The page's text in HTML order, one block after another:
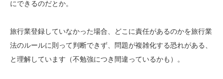
にできるのだとか。
旅行業登録していなかった場合、どこに責任があるのかを旅行業
法のルールに則って判断できず、問題が複雑化する恐れがある、
と理解しています（不勉強につき間違っているかも）。